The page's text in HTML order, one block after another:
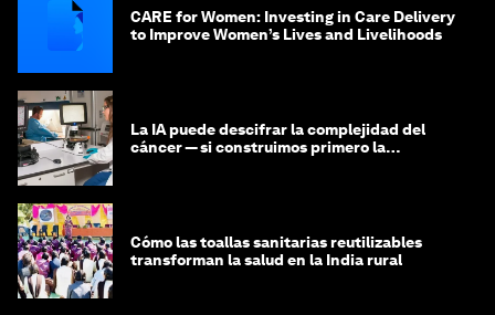
CARE for Women: Investing in Care Delivery
to Improve Women’s Lives and Livelihoods
La IA puede descifrar la complejidad del
cáncer — si construimos primero la
Cómo las toallas sanitarias reutilizables
transforman la salud en la India rural